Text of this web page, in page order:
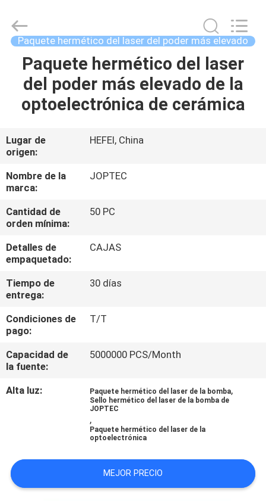
HOGAR
PRODUCTOS
SOBRE
NOSOTROS
VIAJE
DE
LA
FÁBRICA
CONTROL
DE
CALIDAD
ÉNTRENOS
EN
NOTICIAS
LTD.
Rights
Reserved.
Developed
Paquete hermético del laser del poder más elevado
Paquete hermético del laser
del poder más elevado de la
optoelectrónica de cerámica
Lugar de
origen:
HEFEI, China
Nombre de la
marca:
JOPTEC
Cantidad de
orden mínima:
50 PC
Detalles de
empaquetado:
CAJAS
Tiempo de
entrega:
30 días
Condiciones de
pago:
T/T
Capacidad de
la fuente:
5000000 PCS/Month
Alta luz: Paquete hermético del laser de la bomba,
Sello hermético del laser de la bomba de
JOPTEC
,
Paquete hermético del laser de la
optoelectrónica
MEJOR PRECIO